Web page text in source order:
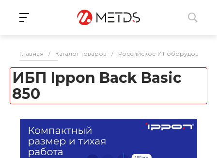
Главная / Каталог товаров / Российское ИТ оборудование
ИБП Ippon Back Basic
850